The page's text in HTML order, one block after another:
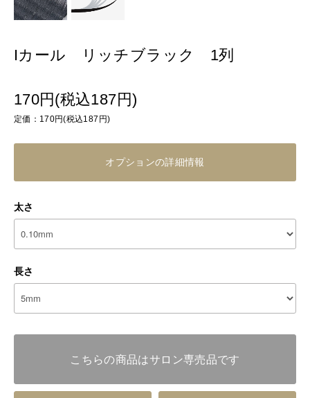
Iカール リッチブラック 1列
170円(税込187円)
定価：170円(税込187円)
オプションの詳細情報
太さ
長さ
こちらの商品はサロン専売品です